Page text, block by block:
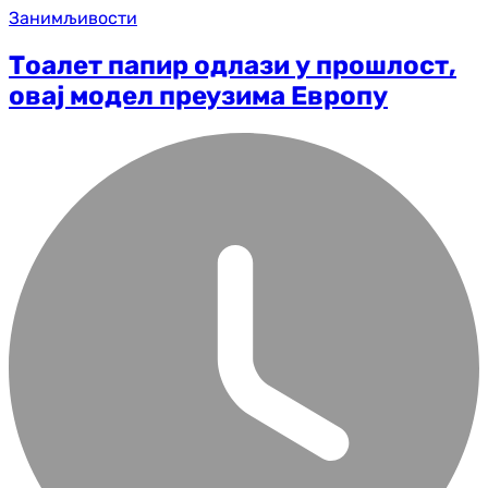
Занимљивости
Тоалет папир одлази у прошлост,
овај модел преузима Европу